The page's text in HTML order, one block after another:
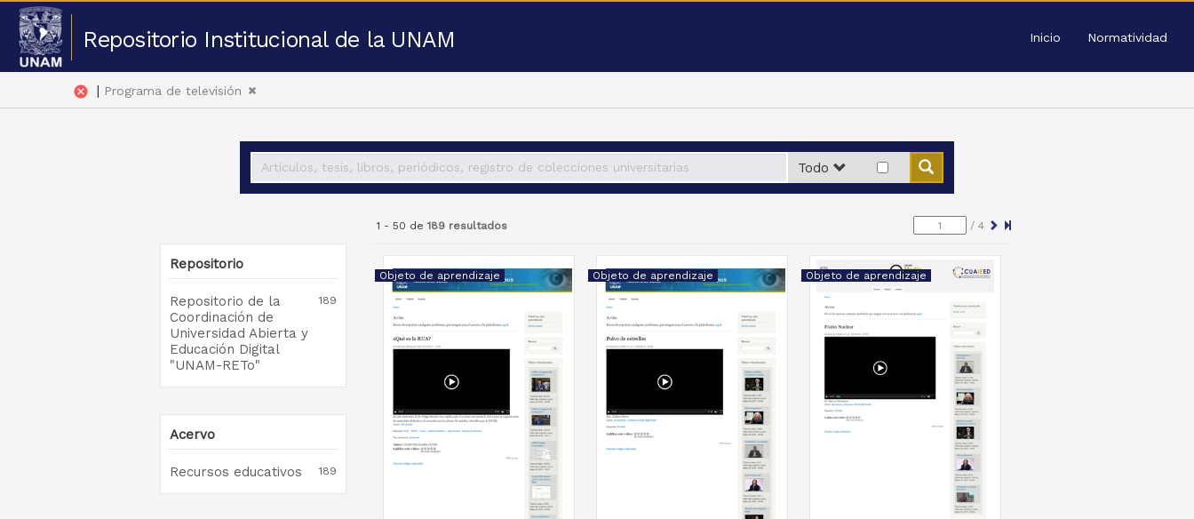
Repositorio Institucional de la UNAM Inicio Normatividad
Todo
cancel | Programa de televisión
Repositorio
Repositorio de la
Coordinación de
Universidad Abierta y
Educación Digital
"UNAM-RETo"
189
Acervo
Recursos educativos 189
1 - 50 de189 resultados / 4
Objeto de aprendizaje Objeto de aprendizaje Objeto de aprendizaje